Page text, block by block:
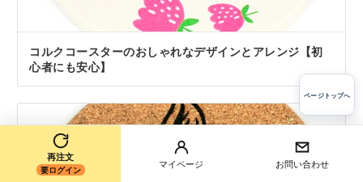
コルクコースターのおしゃれなデザインとアレンジ【初
心者にも安心】
再注文
要ログイン
マイページ お問い合わせ
ページトップへ